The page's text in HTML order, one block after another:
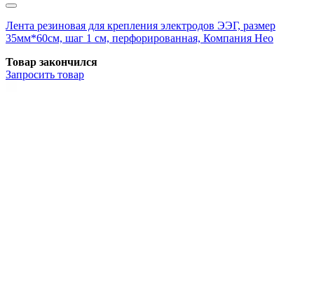
Лента резиновая для крепления электродов ЭЭГ, размер
35мм*60см, шаг 1 см, перфорированная, Компания Нео
Товар закончился
Запросить товар